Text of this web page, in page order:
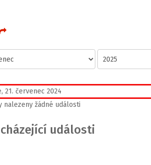
21. červenec 2024
nalezeny žádné události
události